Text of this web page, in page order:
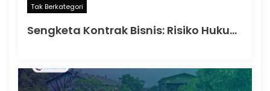
Tak Berkategori
Sengketa Kontrak Bisnis: Risiko Hukum yang Dapat Memengaruhi Keberlangsungan Perusahaan